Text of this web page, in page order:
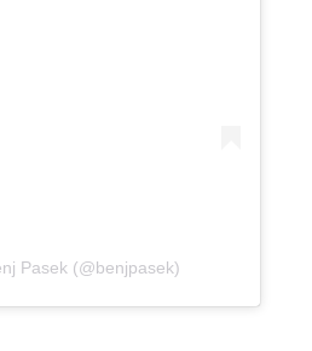
Pasek (@benjpasek)